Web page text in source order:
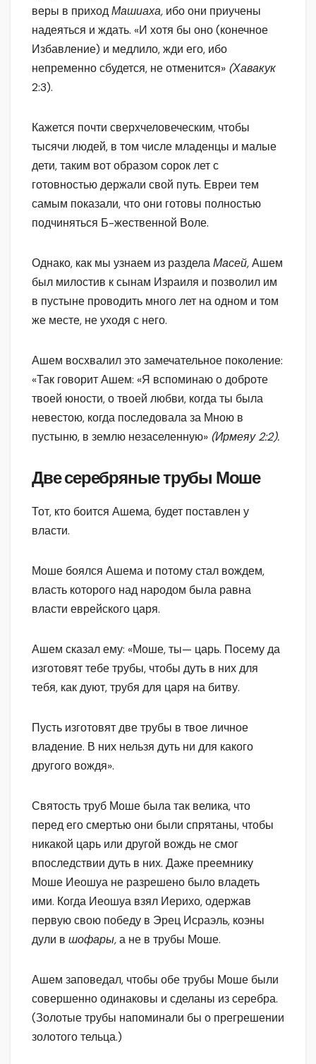
веры в приходМашиаха, ибо они приучены
надеяться и ждать. «И хотя бы оно (конечное
Избавление) и медлило, жди его, ибо
непременно сбудется, не отменится» (Хавакук
2:3).
Кажется почти сверхчеловеческим, чтобы
тысячи людей, в том числе младенцы и малые
дети, таким вот образом сорок лет с
готовностью держали свой путь. Евреи тем
самым показали, что они готовы полностью
подчиняться Б-жественной Воле.
Однако, как мы узнаем из разделаМасей,Ашем
был милостив к сынам Израиля и позволил им
в пустыне проводить много лет на одном и том
же месте, не уходя с него.
Ашем восхвалил это замечательное поколение:
«Так говорит Ашем: «Я вспоминаю о доброте
твоей юности, о твоей любви, когда ты была
невестою, когда последовала за Мною в
пустыню, в землю незаселенную» (Ирмеяу 2:2).
Две серебряные трубы Моше
Тот, кто боится Ашема, будет поставлен у
власти.
Моше боялся Ашема и потому стал вождем,
власть которого над народом была равна
власти еврейского царя.
Ашем сказал ему: «Моше, ты— царь. Посему да
изготовят тебе трубы, чтобы дуть в них для
тебя, как дуют, трубя для царя на битву.
Пусть изготовят две трубы в твое личное
владение. В них нельзя дуть ни для какого
другого вождя».
Святость труб Моше была так велика, что
перед его смертью они были спрятаны, чтобы
никакой царь или другой вождь не смог
впоследствии дуть в них. Даже преемнику
Моше Иеошуа не разрешено было владеть
ими. Когда Иеошуа взял Иерихо, одержав
первую свою победу в Эрец Исраэль, коэны
дули в шофары,а не в трубы Моше.
Ашем заповедал, чтобы обе трубы Моше были
совершенно одинаковы и сделаны из серебра.
(Золотые трубы напоминали бы о прегрешении
золотого тельца.)